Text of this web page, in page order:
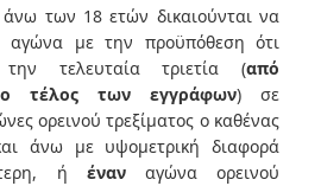
άνω των 18 ετών δικαιούνται να
αγώνα με την προϋπόθεση ότι
την τελευταία τριετία (από
τέλος των εγγράφων) σε
ορεινού τρεξίματος ο καθένας
άνω με υψομετρική διαφορά
ή έναναγώνα ορεινού